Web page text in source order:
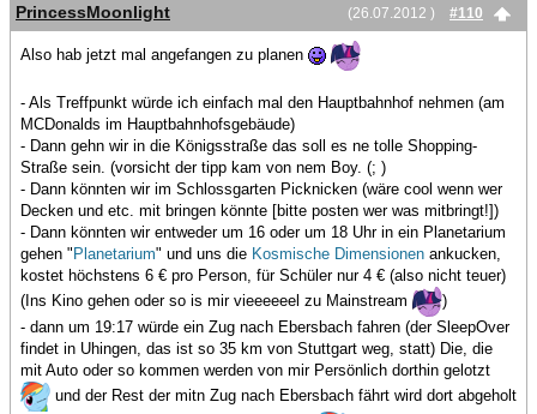
(26.07.2012 ) #110
PrincessMoonlight
Also hab jetzt mal angefangen zu planen
- Als Treffpunkt würde ich einfach mal den Hauptbahnhof nehmen (am
MCDonalds im Hauptbahnhofsgebäude)
- Dann gehn wir in die Königsstraße das soll es ne tolle Shopping-
Straße sein. (vorsicht der tipp kam von nem Boy. (; )
- Dann könnten wir im Schlossgarten Picknicken (wäre cool wenn wer
Decken und etc. mit bringen könnte [bitte posten wer was mitbringt!])
- Dann könnten wir entweder um 16 oder um 18 Uhr in ein Planetarium
gehen " Planetarium" und uns die Kosmische Dimensionen ankucken,
kostet höchstens 6 € pro Person, für Schüler nur 4 € (also nicht teuer)
(Ins Kino gehen oder so is mir vieeeeeel zu Mainstream
)
- dann um 19:17 würde ein Zug nach Ebersbach fahren (der SleepOver
findet in Uhingen, das ist so 35 km von Stuttgart weg, statt) Die, die
mit Auto oder so kommen werden von mir Persönlich dorthin gelotzt
und der Rest der mitn Zug nach Ebersbach fährt wird dort abgeholt